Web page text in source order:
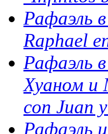
Рафаэль
Raphael
Рафаэль
Хуаном и
con Juan
Рафаэль